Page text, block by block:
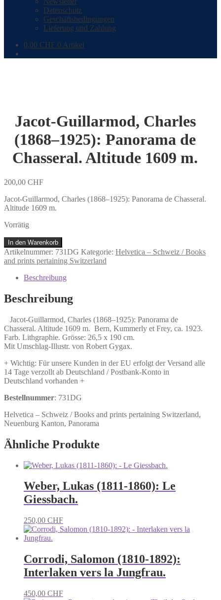
Datenschutz
Geschäftsbedingungen
Lieferung und Zahlung
0,00 CHF 0 Artikel
Jacot-Guillarmod, Charles
(1868–1925): Panorama de
Chasseral. Altitude 1609 m.
200,00 CHF
Jacot-Guillarmod, Charles (1868–1925): Panorama de Chasseral.
Altitude 1609 m.
Vorrätig
Jacot-
Guillarmod,
Charles
(1868–
1925):
de
Chasseral.
1609
m.
Menge
In den Warenkorb
Artikelnummer: 731DG Kategorie: Helvetica – Schweiz / Books
and prints pertaining Switzerland
Beschreibung
Beschreibung
Jacot-Guillarmod, Charles (1868–1925): Panorama de
Chasseral. Altitude 1609 m. Bern, Kummerly et Frey, ca. 1923.
Farb. Lithgraphie. Grösse: 26,5 x 190 cm.
Mit Umschlag-Illustr. von Robert Gygax.
+ Wichtig: Für unsere Kunden in der EU erfolgt der Versand alle
14 Tage verzollt ab Deutschland / Postbank-Konto in
Deutschland vorhanden +
Bestellnummer: 731DG
Helvetica – Schweiz / Books and prints pertaining Switzerland,
Neuenburg Kanton, Panorama
Ähnliche Produkte
Weber, Lukas (1811-1860): Le
Giessbach.
250,00 CHF
Corrodi, Salomon (1810-1892):
Interlaken vers la Jungfrau.
450,00 CHF